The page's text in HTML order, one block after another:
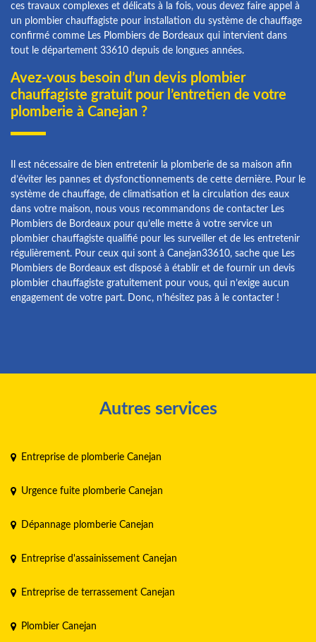
ces travaux complexes et délicats à la fois, vous devez faire appel à
un plombier chauffagiste pour installation du système de chauffage
confirmé comme Les Plombiers de Bordeaux qui intervient dans
tout le département 33610 depuis de longues années.
Avez-vous besoin d’un devis plombier
chauffagiste gratuit pour l’entretien de votre
plomberie à Canejan ?
Il est nécessaire de bien entretenir la plomberie de sa maison afin
d’éviter les pannes et dysfonctionnements de cette dernière. Pour le
système de chauffage, de climatisation et la circulation des eaux
dans votre maison, nous vous recommandons de contacter Les
Plombiers de Bordeaux pour qu’elle mette à votre service un
plombier chauffagiste qualifié pour les surveiller et de les entretenir
régulièrement. Pour ceux qui sont à Canejan33610, sache que Les
Plombiers de Bordeaux est disposé à établir et de fournir un devis
plombier chauffagiste gratuitement pour vous, qui n’exige aucun
engagement de votre part. Donc, n’hésitez pas à le contacter !
Autres services
Entreprise de plomberie Canejan
Urgence fuite plomberie Canejan
Dépannage plomberie Canejan
Entreprise d'assainissement Canejan
Entreprise de terrassement Canejan
Plombier Canejan